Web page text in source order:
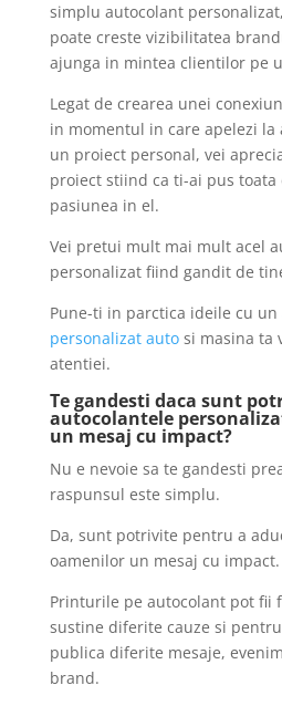
simplu autocolant
poate creste vizibilitatea
ajunga in mintea clientilor pe
Legat de crearea unei
in momentul in care apelezi la
un proiect personal, vei
proiect stiind ca ti-ai pus toata
pasiunea in el.
Vei pretui mult mai mult acel
personalizat fiind gandit de
Pune-ti in parctica ideile cu un
personalizat autosi masina ta
atentiei.
Te gandesti daca sunt
autocolantele
un mesaj cu impact?
Nu e nevoie sa te gandesti
raspunsul este simplu.
Da, sunt potrivite pentru a
oamenilor un mesaj cu impact.
Printurile pe autocolant pot fii
sustine diferite cauze si
publica diferite mesaje,
brand.